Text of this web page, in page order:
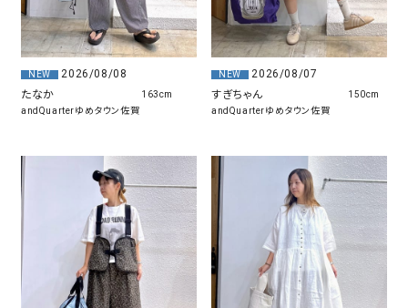
NEW
2026/08/08
たなか
andQuarterゆめタウン佐賀
163cm
NEW
2026/08/07
すぎちゃん
andQuarterゆめタウン佐賀
150cm